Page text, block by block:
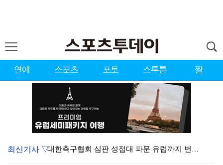
연예 스포츠 포토 스투툰 짤
대한축구협회 심판 성접대 파문 유럽까지 번졌다…佛 매체…
최신기사 ▽